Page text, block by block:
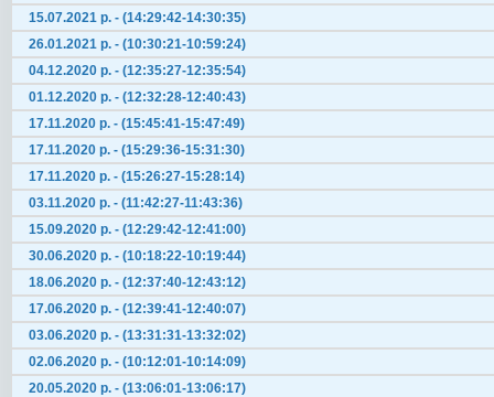
15.07.2021 р. - (14:29:42-14:30:35)
26.01.2021 р. - (10:30:21-10:59:24)
04.12.2020 р. - (12:35:27-12:35:54)
01.12.2020 р. - (12:32:28-12:40:43)
17.11.2020 р. - (15:45:41-15:47:49)
17.11.2020 р. - (15:29:36-15:31:30)
17.11.2020 р. - (15:26:27-15:28:14)
03.11.2020 р. - (11:42:27-11:43:36)
15.09.2020 р. - (12:29:42-12:41:00)
30.06.2020 р. - (10:18:22-10:19:44)
18.06.2020 р. - (12:37:40-12:43:12)
17.06.2020 р. - (12:39:41-12:40:07)
03.06.2020 р. - (13:31:31-13:32:02)
02.06.2020 р. - (10:12:01-10:14:09)
20.05.2020 р. - (13:06:01-13:06:17)